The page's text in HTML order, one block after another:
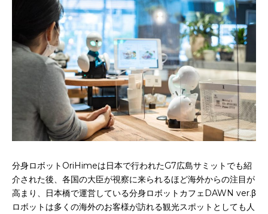
分身ロボットOriHimeは日本で行われたG7広島サミットでも紹
介された後、各国の大臣が視察に来られるほど海外からの注目が
高まり、日本橋で運営している分身ロボットカフェDAWN ver.β
ロボットは多くの海外のお客様が訪れる観光スポットとしても人